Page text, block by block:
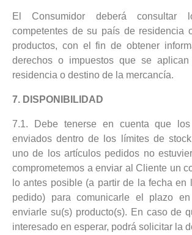
El Consumidor deberá consultar
competentes de su país de residencia
productos, con el fin de obtener
derechos o impuestos que se
residencia o destino de la mercancía.
7. DISPONIBILIDAD
7.1. Debe tenerse en cuenta que
enviados dentro de los límites de
uno de los artículos pedidos no
comprometemos a enviar al Cliente un
lo antes posible (a partir de la fecha en
pedido) para comunicarle el plazo
enviarle su(s) producto(s). En caso de
interesado en esperar, podrá solicitar la